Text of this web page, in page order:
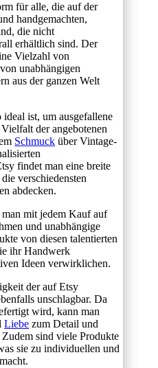
für alle, die auf der
handgemachten,
die nicht
erhältlich sind. Der
Vielzahl von
unabhängigen
aus der ganzen Welt
ist, um ausgefallene
der angebotenen
Schmuck über Vintage-
findet man eine breite
verschiedensten
abdecken.
mit jedem Kauf auf
und unabhängige
von diesen talentierten
ihr Handwerk
Ideen verwirklichen.
der auf Etsy
unschlagbar. Da
wird, kann man
Liebe zum Detail und
sind viele Produkte
sie zu individuellen und